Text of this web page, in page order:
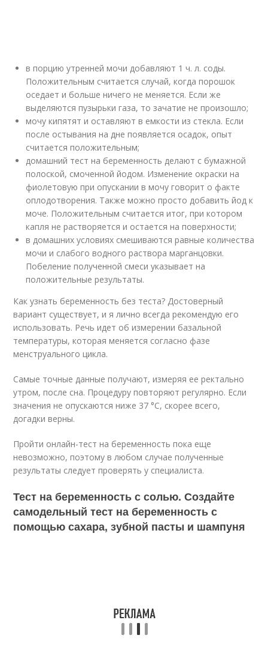
в порцию утренней мочи добавляют 1 ч. л. соды.
Положительным считается случай, когда порошок
оседает и больше ничего не меняется. Если же
выделяются пузырьки газа, то зачатие не произошло;
мочу кипятят и оставляют в емкости из стекла. Если
после остывания на дне появляется осадок, опыт
считается положительным;
домашний тест на беременность делают с бумажной
полоской, смоченной йодом. Изменение окраски на
фиолетовую при опускании в мочу говорит о факте
оплодотворения. Также можно просто добавить йод к
моче. Положительным считается итог, при котором
капля не растворяется и остается на поверхности;
в домашних условиях смешиваются равные количества
мочи и слабого водного раствора марганцовки.
Побеление полученной смеси указывает на
положительные результаты.
Как узнать беременность без теста? Достоверный
вариант существует, и я лично всегда рекомендую его
использовать. Речь идет об измерении базальной
температуры, которая меняется согласно фазе
менструального цикла.
Самые точные данные получают, измеряя ее ректально
утром, после сна. Процедуру повторяют регулярно. Если
значения не опускаются ниже 37 °С, скорее всего,
догадки верны.
Пройти онлайн-тест на беременность пока еще
невозможно, поэтому в любом случае полученные
результаты следует проверять у специалиста.
Тест на беременность с солью. Создайте
самодельный тест на беременность с
помощью сахара, зубной пасты и шампуня